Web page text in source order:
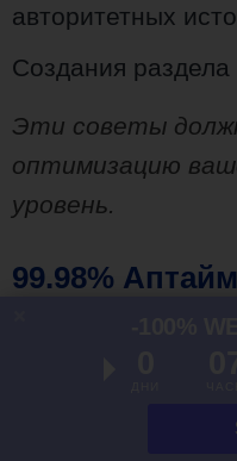
авторитетных
Создания раздела
Эти советы
оптимизацию
уровень.
99.98%